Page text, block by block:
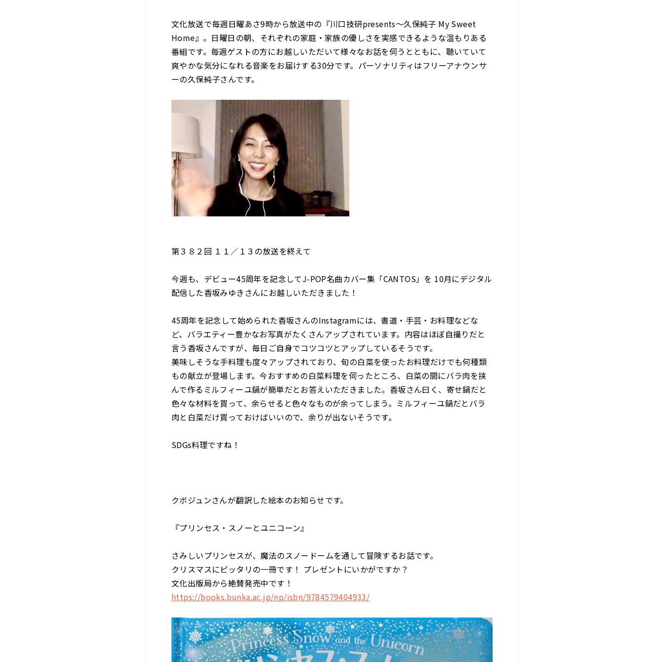
文化放送で毎週日曜あさ9時から放送中の『川口技研presents～久保純子 My Sweet
Home』。日曜日の朝、それぞれの家庭・家族の優しさを実感できるような温もりある
番組です。毎週ゲストの方にお越しいただいて様々なお話を伺うとともに、聴いていて
爽やかな気分になれる音楽をお届けする30分です。パーソナリティはフリーアナウンサ
ーの久保純子さんです。
第３８２回 １１／１３の放送を終えて
今週も、デビュー45周年を記念してJ-POP名曲カバー集「CANTOS」を 10月にデジタル
配信した香坂みゆきさんにお越しいただきました！
45周年を記念して始められた香坂さんのInstagramには、書道・手芸・お料理などな
ど、バラエティー豊かなお写真がたくさんアップされています。内容はほぼ自撮りだと
言う香坂さんですが、毎日ご自身でコツコツとアップしているそうです。
美味しそうな手料理も度々アップされており、旬の白菜を使ったお料理だけでも何種類
もの献立が登場します。今おすすめの白菜料理を伺ったところ、白菜の間にバラ肉を挟
んで作るミルフィーユ鍋が簡単だとお答えいただきました。香坂さん曰く、寄せ鍋だと
色々な材料を買って、余らせると色々なものが余ってしまう。ミルフィーユ鍋だとバラ
肉と白菜だけ買っておけばいいので、余りが出ないそうです。
SDGs料理ですね！
クボジュンさんが翻訳した絵本のお知らせです。
『プリンセス・スノーとユニコーン』
さみしいプリンセスが、魔法のスノードームを通して冒険するお話です。
クリスマスにピッタリの一冊です！ プレゼントにいかがですか？
文化出版局から絶賛発売中です！
https://books.bunka.ac.jp/np/isbn/9784579404933/